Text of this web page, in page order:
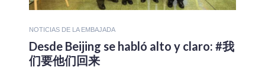
NOTICIAS DE LA EMBAJADA
Desde Beijing se habló alto y claro: #我
们要他们回来